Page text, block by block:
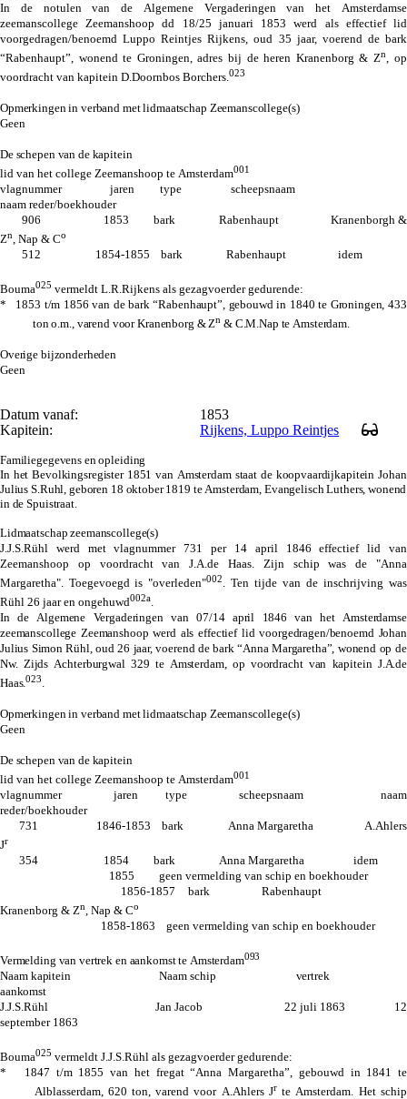
In de notulen van de Algemene Vergaderingen van het Amsterdamse
zeemanscollege Zeemanshoop dd 18/25 januari 1853 werd als effectief lid
voorgedragen/benoemd Luppo Reintjes Rijkens, oud 35 jaar, voerend de bark
“Rabenhaupt”, wonend te Groningen, adres bij de heren Kranenborg & Zn, op
voordracht van kapitein D.Doornbos Borchers.023
Opmerkingen in verband met lidmaatschap Zeemanscollege(s)
Geen
De schepen van de kapitein
lid van het college Zeemanshoop te Amsterdam001
vlagnummer jaren type scheepsnaam
naam reder/boekhouder
Zn, Nap & Co
512 1854-1855 bark Rabenhaupt idem
Bouma025 vermeldt L.R.Rijkens als gezagvoerder gedurende:
* 1853 t/m 1856 van de bark “Rabenhaupt”, gebouwd in 1840 te Groningen, 433
ton o.m., varend voor Kranenborg & Zn & C.M.Nap te Amsterdam.
Overige bijzonderheden
Geen
Datum vanaf:
1853
Kapitein:
Rijkens, Luppo Reintjes
Familiegegevens en opleiding
In het Bevolkingsregister 1851 van Amsterdam staat de koopvaardijkapitein Johan
Julius S.Ruhl, geboren 18 oktober 1819 te Amsterdam, Evangelisch Luthers, wonend
in de Spuistraat.
Lidmaatschap zeemanscollege(s)
J.J.S.Rühl werd met vlagnummer 731 per 14 april 1846 effectief lid van
Zeemanshoop op voordracht van J.A.de Haas. Zijn schip was de "Anna
Margaretha". Toegevoegd is "overleden"002. Ten tijde van de inschrijving was
Rühl 26 jaar en ongehuwd002a.
In de Algemene Vergaderingen van 07/14 april 1846 van het Amsterdamse
zeemanscollege Zeemanshoop werd als effectief lid voorgedragen/benoemd Johan
Julius Simon Rühl, oud 26 jaar, voerend de bark “Anna Margaretha”, wonend op de
Nw. Zijds Achterburgwal 329 te Amsterdam, op voordracht van kapitein J.A.de
Haas.023.
Opmerkingen in verband met lidmaatschap Zeemanscollege(s)
Geen
De schepen van de kapitein
lid van het college Zeemanshoop te Amsterdam001
vlagnummer jaren type scheepsnaam naam
reder/boekhouder
731 1846-1853 bark Anna Margaretha A.Ahlers
Jr
354 1854 bark Anna Margaretha idem
1855 geen vermelding van schip en boekhouder
Kranenborg & Zn, Nap & Co
1858-1863 geen vermelding van schip en boekhouder
Vermelding van vertrek en aankomst te Amsterdam093
Naam kapitein Naam schip vertrek
aankomst
J.J.S.Rühl Jan Jacob 22 juli 1863 12
september 1863
Bouma025 vermeldt J.J.S.Rühl als gezagvoerder gedurende:
* 1847 t/m 1855 van het fregat “Anna Margaretha”, gebouwd in 1841 te
Alblasserdam, 620 ton, varend voor A.Ahlers Jrte Amsterdam. Het schip